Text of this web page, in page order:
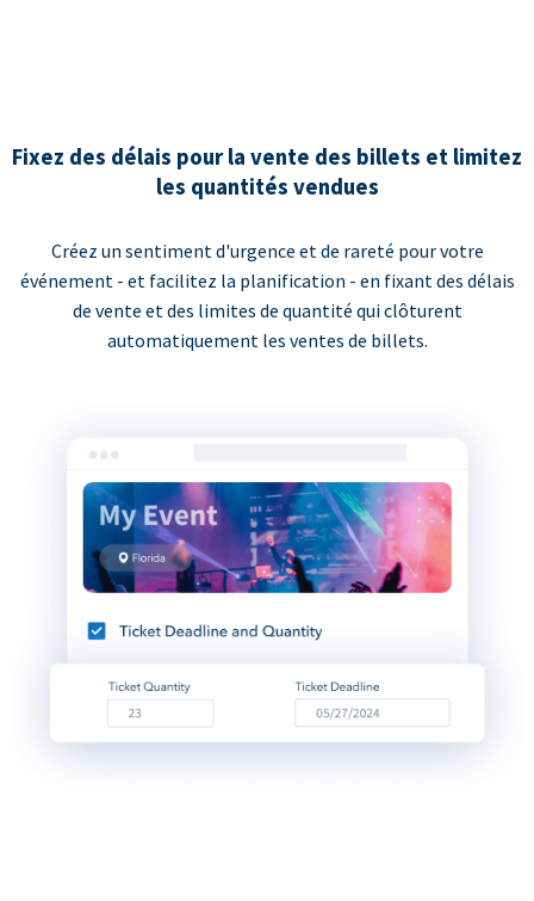
Fixez des délais pour la vente des billets et limitez
les quantités vendues
Créez un sentiment d'urgence et de rareté pour votre
événement - et facilitez la planification - en fixant des délais
de vente et des limites de quantité qui clôturent
automatiquement les ventes de billets.